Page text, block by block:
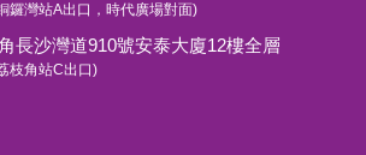
鑼灣站A出口，時代廣場對面)
長沙灣道910號安泰大廈12樓全層
枝角站C出口)